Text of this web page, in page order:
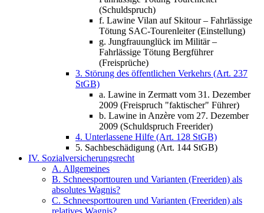
(Schuldspruch)
f. Lawine Vilan auf Skitour – Fahrlässige
Tötung SAC-Tourenleiter (Einstellung)
g. Jungfrauunglück im Militär –
Fahrlässige Tötung Bergführer
(Freisprüche)
3. Störung des öffentlichen Verkehrs (Art. 237
StGB)
a. Lawine in Zermatt vom 31. Dezember
2009 (Freispruch "faktischer" Führer)
b. Lawine in Anzère vom 27. Dezember
2009 (Schuldspruch Freerider)
4. Unterlassene Hilfe (Art. 128 StGB)
5. Sachbeschädigung (Art. 144 StGB)
IV. Sozialversicherungsrecht
A. Allgemeines
B. Schneesporttouren und Varianten (Freeriden) als
absolutes Wagnis?
C. Schneesporttouren und Varianten (Freeriden) als
relatives Wagnis?